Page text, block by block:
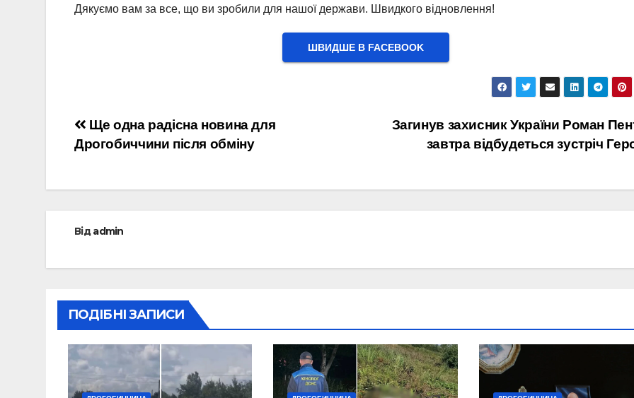
Дякуємо вам за все, що ви зробили для нашої держави. Швидкого відновлення!
ШВИДШЕ В FACEBOOK
Навігація
записів
Загинув захисник України Роман
завтра відбудеться зустріч
Ще одна радісна новина для
Дрогобиччини після обміну
Відadmin
ПОДІБНІ ЗАПИСИ